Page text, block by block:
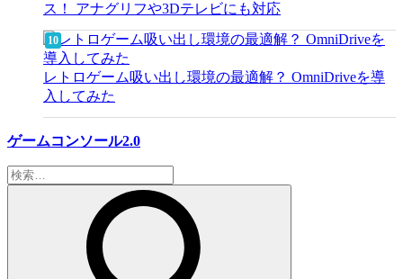
ス！ アナグリフや3Dテレビにも対応
レトロゲーム吸い出し環境の最適解？ OmniDriveを導
入してみた
ゲームコンソール2.0
検
索: